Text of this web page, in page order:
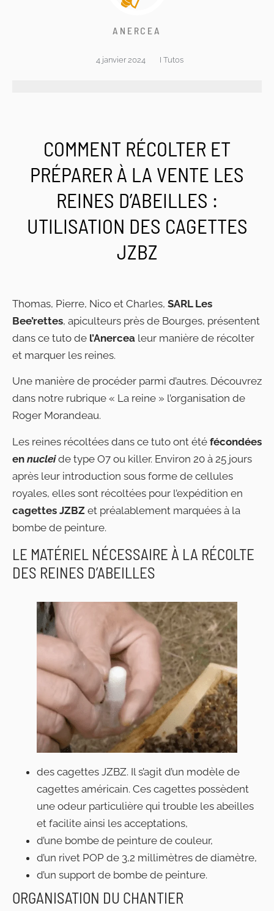
ANERCEA
4 janvier 2024 I Tutos
COMMENT RÉCOLTER ET
PRÉPARER À LA VENTE LES
REINES D’ABEILLES :
UTILISATION DES CAGETTES
JZBZ
Thomas, Pierre, Nico et Charles, SARL Les
Bee’rettes, apiculteurs près de Bourges, présentent
dans ce tuto de l’Anercea leur manière de récolter
et marquer les reines.
Une manière de procéder parmi d’autres. Découvrez
dans notre rubrique « La reine » l’organisation de
Roger Morandeau.
Les reines récoltées dans ce tuto ont été fécondées
en nuclei de type O7 ou killer. Environ 20 à 25 jours
après leur introduction sous forme de cellules
royales, elles sont récoltées pour l’expédition en
cagettes JZBZ et préalablement marquées à la
bombe de peinture.
LE MATÉRIEL NÉCESSAIRE À LA RÉCOLTE
DES REINES D’ABEILLES
des cagettes JZBZ. Il s’agit d’un modèle de
cagettes américain. Ces cagettes possèdent
une odeur particulière qui trouble les abeilles
et facilite ainsi les acceptations,
d’une bombe de peinture de couleur,
d’un rivet POP de 3,2 millimètres de diamètre,
d’un support de bombe de peinture.
ORGANISATION DU CHANTIER